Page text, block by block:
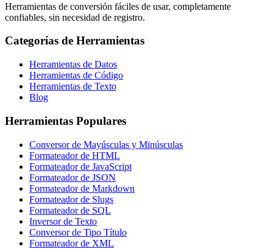
Herramientas de conversión fáciles de usar, completamente
confiables, sin necesidad de registro.
Categorías de Herramientas
Herramientas de Datos
Herramientas de Código
Herramientas de Texto
Blog
Herramientas Populares
Conversor de Mayúsculas y Minúsculas
Formateador de HTML
Formateador de JavaScript
Formateador de JSON
Formateador de Markdown
Formateador de Slugs
Formateador de SQL
Inversor de Texto
Conversor de Tipo Título
Formateador de XML